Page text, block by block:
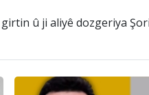
û ji aliyê dozgeriya